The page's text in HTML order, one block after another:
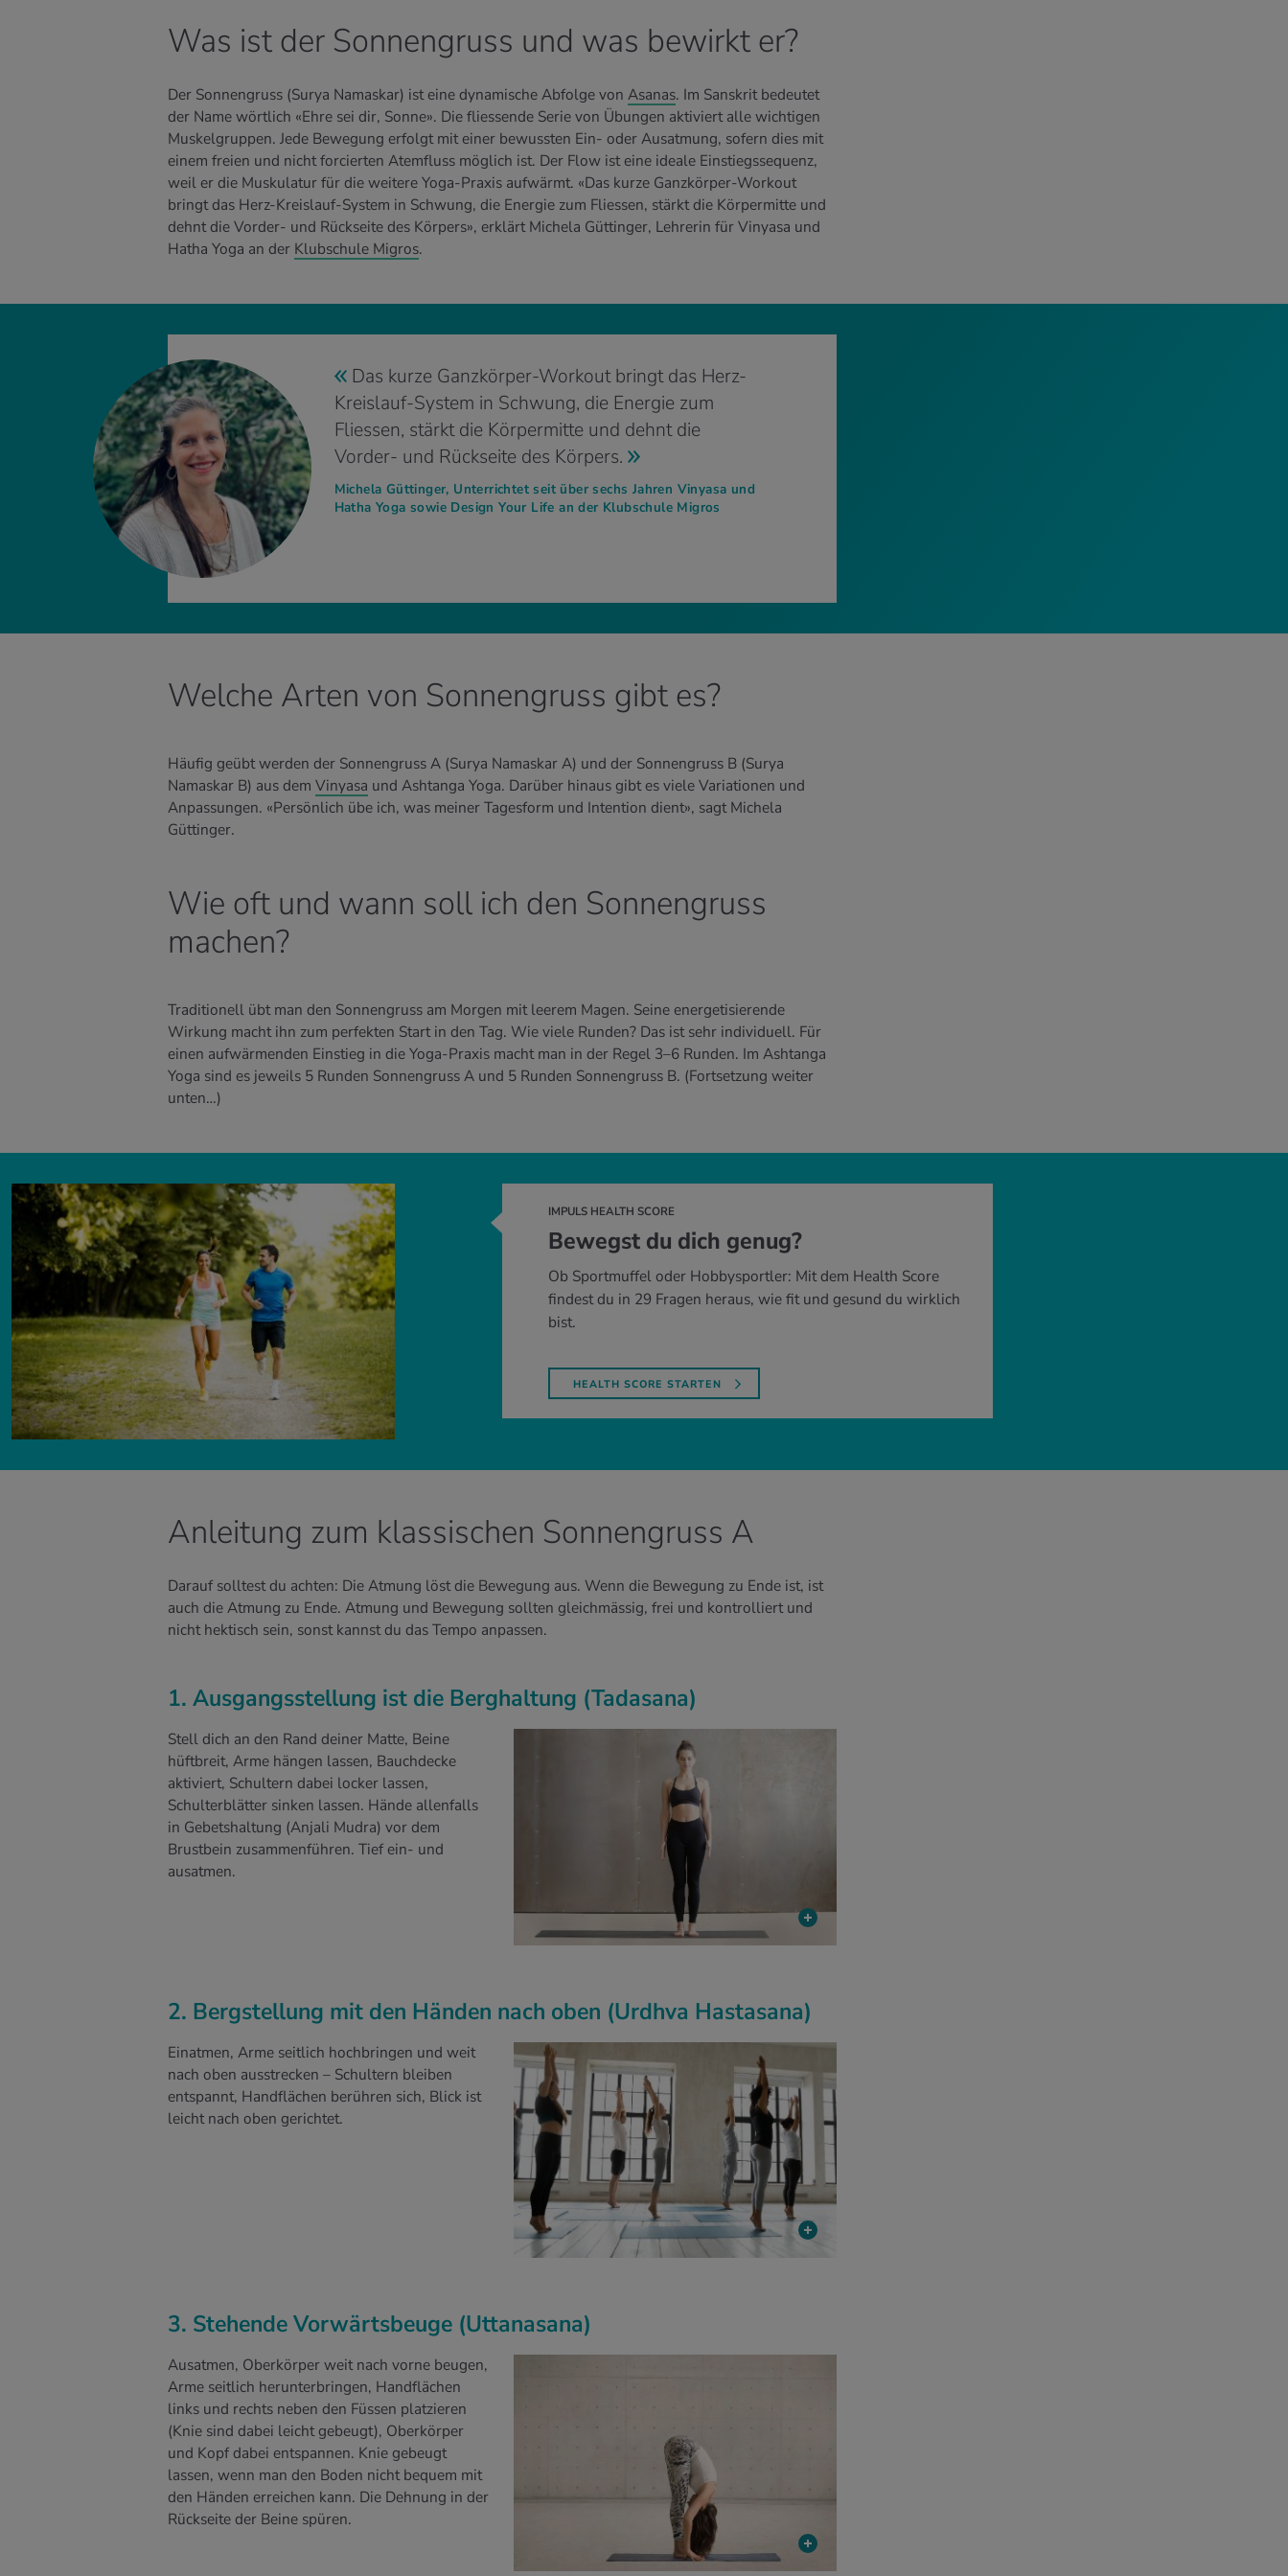
Was ist der Sonnengruss und was bewirkt er?
Der Sonnengruss (Surya Namaskar) ist eine dynamische Abfolge von Asanas. Im Sanskrit bedeutet
der Name wörtlich «Ehre sei dir, Sonne». Die fliessende Serie von Übungen aktiviert alle wichtigen
Muskelgruppen. Jede Bewegung erfolgt mit einer bewussten Ein- oder Ausatmung, sofern dies mit
einem freien und nicht forcierten Atemfluss möglich ist. Der Flow ist eine ideale Einstiegssequenz,
weil er die Muskulatur für die weitere Yoga-Praxis aufwärmt. «Das kurze Ganzkörper-Workout
bringt das Herz-Kreislauf-System in Schwung, die Energie zum Fliessen, stärkt die Körpermitte und
dehnt die Vorder- und Rückseite des Körpers», erklärt Michela Güttinger, Lehrerin für Vinyasa und
Hatha Yoga an der Klubschule Migros.
Das kurze Ganzkörper-Workout bringt das Herz-
Kreislauf-System in Schwung, die Energie zum
Fliessen, stärkt die Körpermitte und dehnt die
Vorder- und Rückseite des Körpers.
Michela Güttinger, Unterrichtet seit über sechs Jahren Vinyasa und
Hatha Yoga sowie Design Your Life an der Klubschule Migros
Welche Arten von Sonnengruss gibt es?
Häufig geübt werden der Sonnengruss A (Surya Namaskar A) und der Sonnengruss B (Surya
Namaskar B) aus dem Vinyasa und Ashtanga Yoga. Darüber hinaus gibt es viele Variationen und
Anpassungen. «Persönlich übe ich, was meiner Tagesform und Intention dient», sagt Michela
Güttinger.
Wie oft und wann soll ich den Sonnengruss
machen?
Traditionell übt man den Sonnengruss am Morgen mit leerem Magen. Seine energetisierende
Wirkung macht ihn zum perfekten Start in den Tag. Wie viele Runden? Das ist sehr individuell. Für
einen aufwärmenden Einstieg in die Yoga-Praxis macht man in der Regel 3–6 Runden. Im Ashtanga
Yoga sind es jeweils 5 Runden Sonnengruss A und 5 Runden Sonnengruss B. (Fortsetzung weiter
unten…)
IMPULS HEALTH SCORE
Bewegst du dich genug?
Ob Sportmuffel oder Hobbysportler: Mit dem Health Score
findest du in 29 Fragen heraus, wie fit und gesund du wirklich
bist.
HEALTH SCORE STARTEN
Anleitung zum klassischen Sonnengruss A
Darauf solltest du achten: Die Atmung löst die Bewegung aus. Wenn die Bewegung zu Ende ist, ist
auch die Atmung zu Ende. Atmung und Bewegung sollten gleichmässig, frei und kontrolliert und
nicht hektisch sein, sonst kannst du das Tempo anpassen.
1. Ausgangsstellung ist die Berghaltung (Tadasana)
Stell dich an den Rand deiner Matte, Beine
hüftbreit, Arme hängen lassen, Bauchdecke
aktiviert, Schultern dabei locker lassen,
Schulterblätter sinken lassen. Hände allenfalls
in Gebetshaltung (Anjali Mudra) vor dem
Brustbein zusammenführen. Tief ein- und
ausatmen.
2. Bergstellung mit den Händen nach oben (Urdhva Hastasana)
Einatmen, Arme seitlich hochbringen und weit
nach oben ausstrecken – Schultern bleiben
entspannt, Handflächen berühren sich, Blick ist
leicht nach oben gerichtet.
3. Stehende Vorwärtsbeuge (Uttanasana)
Ausatmen, Oberkörper weit nach vorne beugen,
Arme seitlich herunterbringen, Handflächen
links und rechts neben den Füssen platzieren
(Knie sind dabei leicht gebeugt), Oberkörper
und Kopf dabei entspannen. Knie gebeugt
lassen, wenn man den Boden nicht bequem mit
den Händen erreichen kann. Die Dehnung in der
Rückseite der Beine spüren.